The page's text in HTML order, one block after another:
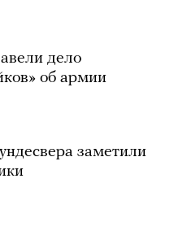
дело
об армии
заметили